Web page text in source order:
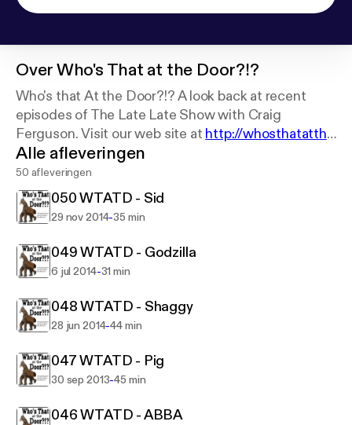
OverWho's That at the Door?!?
Who's that At the Door?!? A look back at recent
episodes of The Late Late Show with Craig
Ferguson. Visit our web site at http://whosthatatthe
door.wordpress.com, and send us email at
whosthatatthedoor@gmail.com.
Alle afleveringen
50 afleveringen
050 WTATD - Sid
29 nov 2014-35 min
049 WTATD - Godzilla
6 jul 2014-31 min
048 WTATD - Shaggy
28 jun 2014-44 min
047 WTATD - Pig
30 sep 2013-45 min
046 WTATD - ABBA